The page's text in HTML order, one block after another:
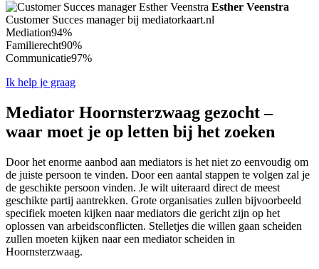
Esther Veenstra
Customer Succes manager bij mediatorkaart.nl
Mediation94%
Familierecht90%
Communicatie97%
Ik help je graag
Mediator Hoornsterzwaag gezocht –
waar moet je op letten bij het zoeken
Door het enorme aanbod aan mediators is het niet zo eenvoudig om
de juiste persoon te vinden. Door een aantal stappen te volgen zal je
de geschikte persoon vinden. Je wilt uiteraard direct de meest
geschikte partij aantrekken. Grote organisaties zullen bijvoorbeeld
specifiek moeten kijken naar mediators die gericht zijn op het
oplossen van arbeidsconflicten. Stelletjes die willen gaan scheiden
zullen moeten kijken naar een mediator scheiden in
Hoornsterzwaag.